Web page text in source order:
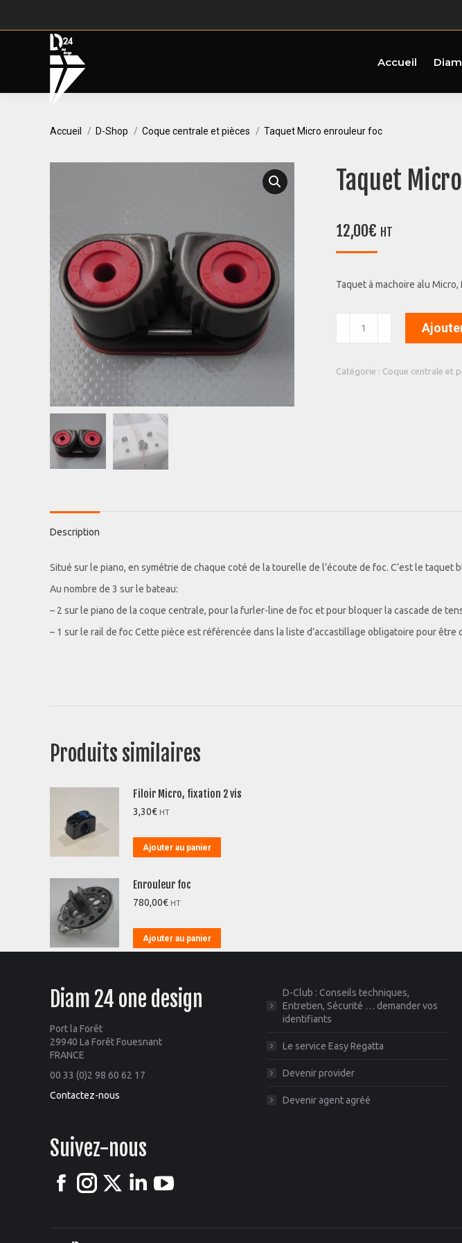
Accueil
Accueil D-Shop Coque centrale et pièces Taquet Micro enrouleur foc
Taquet
12,00€ HT
Taquet à machoire alu
enrouleur
Catégorie : Coque centrale et
Description
Situé sur le piano, en symétrie de chaque coté de la tourelle de l’écoute de foc. C’est le
Au nombre de 3 sur le bateau:
– 2 sur le piano de la coque centrale, pour la furler-line de foc et pour bloquer la cascade de
– 1 sur le rail de foc Cette pièce est référencée dans la liste d’accastillage obligatoire pour être
Produits similaires
Filoir Micro, fixation 2 vis
3,30€ HT
Ajouter au panier
Enrouleur foc
780,00€ HT
Ajouter au panier
Diam 24 one design
Port la Forêt
29940 La Forêt Fouesnant
FRANCE
00 33 (0)2 98 60 62 17
Contactez-nous
D-Club : Conseils techniques,
Entretien, Sécurité … demander vos
identifiants
Le service Easy Regatta
Devenir provider
Devenir agent agréé
Suivez-nous
Facebook
Instagram
X LinkedIn
YouTube